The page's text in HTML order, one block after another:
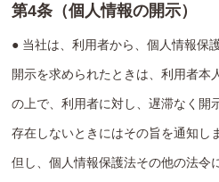
第4条（個人情報の開示）
● 当社は、利用者から、個人情報保
開示を求められたときは、利用者本
の上で、利用者に対し、遅滞なく開
存在しないときにはその旨を通知し
但し、個人情報保護法その他の法令